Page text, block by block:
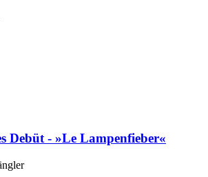
Debüt - »Le Lampenfieber«